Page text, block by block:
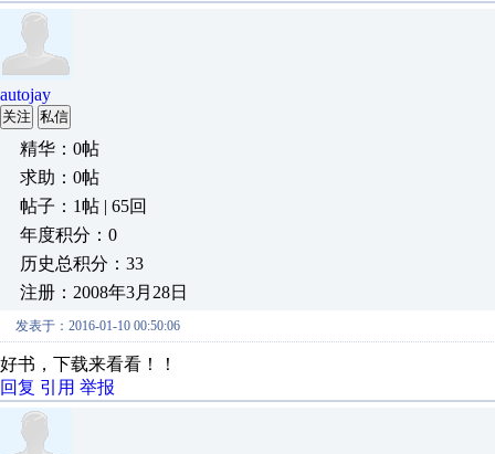
autojay
关注 私信
精华：0帖
求助：0帖
帖子：1帖 | 65回
年度积分：0
历史总积分：33
注册：2008年3月28日
发表于：2016-01-10 00:50:06
好书，下载来看看！！
回复 引用 举报